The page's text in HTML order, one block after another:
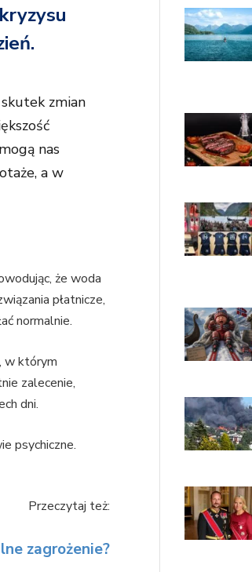
zmian
nas
a w
że woda
płatnicze,
normalnie.
w którym
zalecenie,
dni.
psychiczne.
Przeczytaj też:
zagrożenie?